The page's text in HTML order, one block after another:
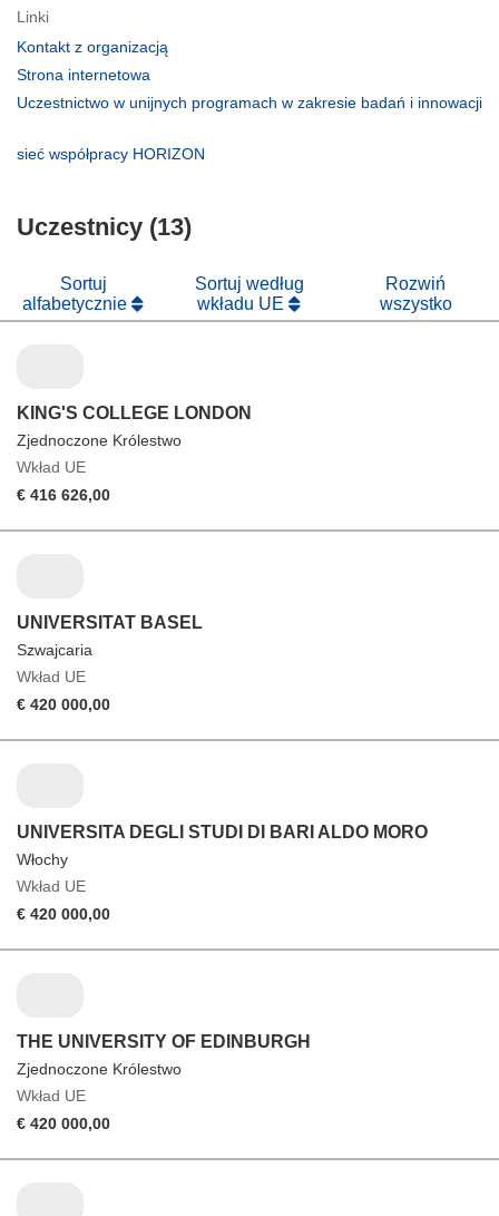
Linki
Kontakt z organizacją
oknie)
Strona internetowa
otworzy
Uczestnictwo w unijnych programach w zakresie badań i innowacji
otworzy
nowym
sieć współpracy HORIZON
Uczestnicy (13)
Sortuj
alfabetycznie
Sortuj według
wkładu UE
Rozwiń
wszystko
KING'S COLLEGE LONDON
Zjednoczone Królestwo
Wkład UE
€ 416 626,00
UNIVERSITAT BASEL
Szwajcaria
Wkład UE
€ 420 000,00
UNIVERSITA DEGLI STUDI DI BARI ALDO MORO
Włochy
Wkład UE
€ 420 000,00
THE UNIVERSITY OF EDINBURGH
Zjednoczone Królestwo
Wkład UE
€ 420 000,00